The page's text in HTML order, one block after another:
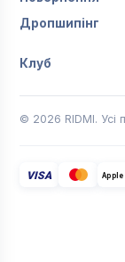
Дропшипінг
Клуб
© 2026 RIDMI. Усі
VISA Apple